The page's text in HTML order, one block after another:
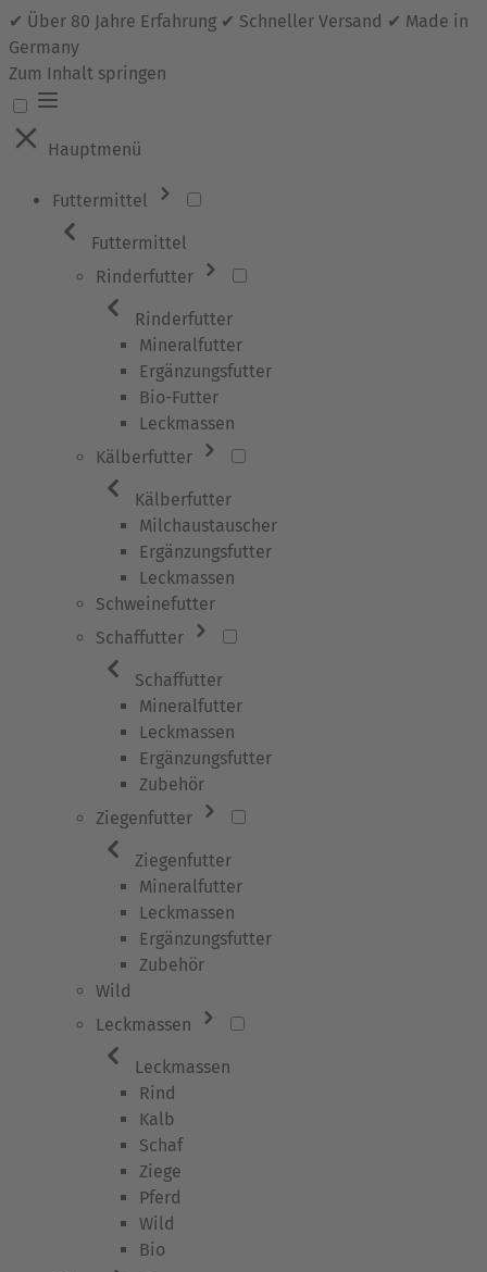
✔ Über 80 Jahre Erfahrung ✔ Schneller Versand ✔ Made in
Germany
Zum Inhalt springen
Hauptmenü
Futtermittel
Futtermittel
Rinderfutter
Rinderfutter
Mineralfutter
Ergänzungsfutter
Bio-Futter
Leckmassen
Kälberfutter
Kälberfutter
Milchaustauscher
Ergänzungsfutter
Leckmassen
Schweinefutter
Schaffutter
Schaffutter
Mineralfutter
Leckmassen
Ergänzungsfutter
Zubehör
Ziegenfutter
Ziegenfutter
Mineralfutter
Leckmassen
Ergänzungsfutter
Zubehör
Wild
Leckmassen
Leckmassen
Rind
Kalb
Schaf
Ziege
Pferd
Wild
Bio